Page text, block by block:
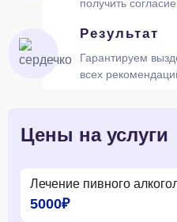
получить
Результат
Гарантируем
всех
Цены на услуги
Лечение пивного
5000₽